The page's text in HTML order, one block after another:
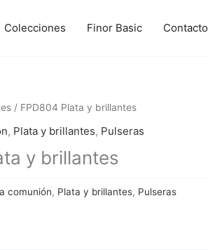
Colecciones Finor Basic Contacto
/ FPD804 Plata y brillantes
, Plata y brillantes, Pulseras
y brillantes
comunión, Plata y brillantes, Pulseras